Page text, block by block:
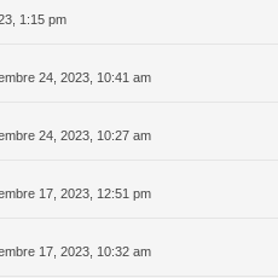
1:15 pm
24, 2023, 10:41 am
24, 2023, 10:27 am
17, 2023, 12:51 pm
17, 2023, 10:32 am